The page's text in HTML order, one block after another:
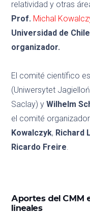
relatividad y otras
Prof. Michal
Universidad de
organizador.
El comité científico
(Uniwersytet
Saclay) yWilhelm
el comité
Kowalczyk, Richard
Ricardo Freire.
Aportes del CMM
lineales